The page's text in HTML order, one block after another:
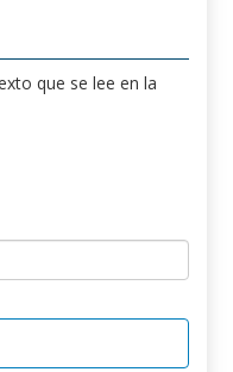
que se lee en la